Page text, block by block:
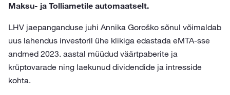
Maksu- ja Tolliametile automaatselt.
LHV jaepanganduse juhi Annika Goroško sõnul võimaldab
uus lahendus investoril ühe klikiga edastada eMTA-sse
andmed 2023. aastal müüdud väärtpaberite ja
krüptovarade ning laekunud dividendide ja intresside
kohta.